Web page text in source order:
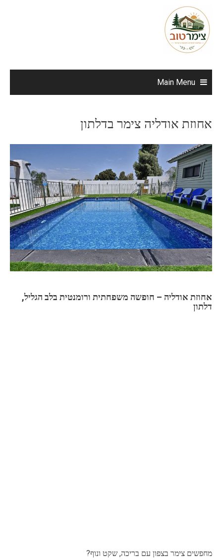
content
Main Menu
אחוזת אודליה צימר בדלתון
אחוזת אודליה – חופשה משפחתית ורומנטית בלב הגליל,
דלתון
מחפשים צימר בצפון עם בריכה, שקט ונוף?